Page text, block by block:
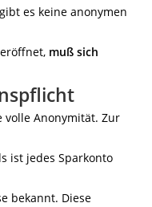
es keine anonymen
muß sich
volle Anonymität. Zur
ist jedes Sparkonto
bekannt. Diese